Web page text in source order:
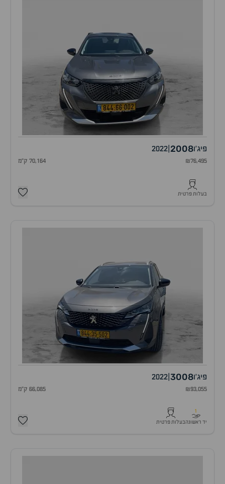
פיג'ו2008
2022
₪76,495 70,164 ק"מ
בעלות פרטית
פיג'ו3008
2022
₪93,055 66,085 ק"מ
1
יד ראשונהבעלות פרטית